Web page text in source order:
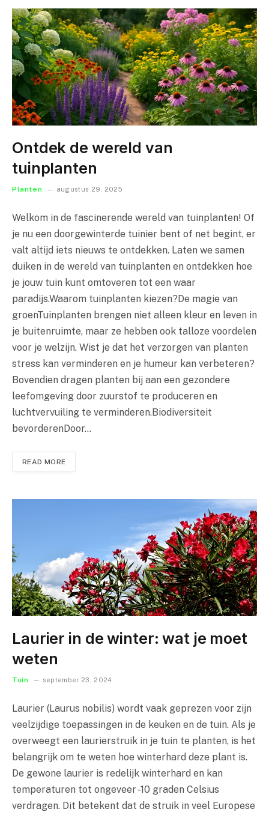
Ontdek de wereld van
tuinplanten
Planten augustus 29, 2025
Welkom in de fascinerende wereld van tuinplanten! Of
je nu een doorgewinterde tuinier bent of net begint, er
valt altijd iets nieuws te ontdekken. Laten we samen
duiken in de wereld van tuinplanten en ontdekken hoe
je jouw tuin kunt omtoveren tot een waar
paradijs.Waarom tuinplanten kiezen?De magie van
groenTuinplanten brengen niet alleen kleur en leven in
je buitenruimte, maar ze hebben ook talloze voordelen
voor je welzijn. Wist je dat het verzorgen van planten
stress kan verminderen en je humeur kan verbeteren?
Bovendien dragen planten bij aan een gezondere
leefomgeving door zuurstof te produceren en
luchtvervuiling te verminderen.Biodiversiteit
bevorderenDoor…
READ MORE
Laurier in de winter: wat je moet
weten
Tuin september 23, 2024
Laurier (Laurus nobilis) wordt vaak geprezen voor zijn
veelzijdige toepassingen in de keuken en de tuin. Als je
overweegt een laurierstruik in je tuin te planten, is het
belangrijk om te weten hoe winterhard deze plant is.
De gewone laurier is redelijk winterhard en kan
temperaturen tot ongeveer -10 graden Celsius
verdragen. Dit betekent dat de struik in veel Europese